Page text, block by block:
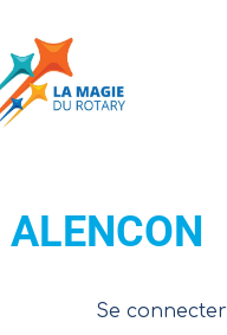
ALENCON
Se connecter